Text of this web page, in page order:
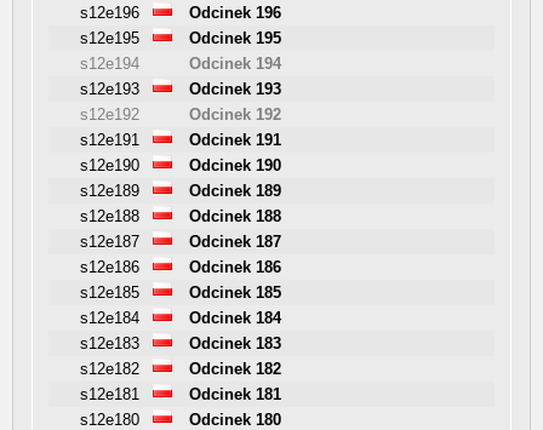
s12e196
Odcinek 196
s12e195
Odcinek 195
s12e194
Odcinek 194
s12e193
Odcinek 193
s12e192
Odcinek 192
s12e191
Odcinek 191
s12e190
Odcinek 190
s12e189
Odcinek 189
s12e188
Odcinek 188
s12e187
Odcinek 187
s12e186
Odcinek 186
s12e185
Odcinek 185
s12e184
Odcinek 184
s12e183
Odcinek 183
s12e182
Odcinek 182
s12e181
Odcinek 181
s12e180
Odcinek 180